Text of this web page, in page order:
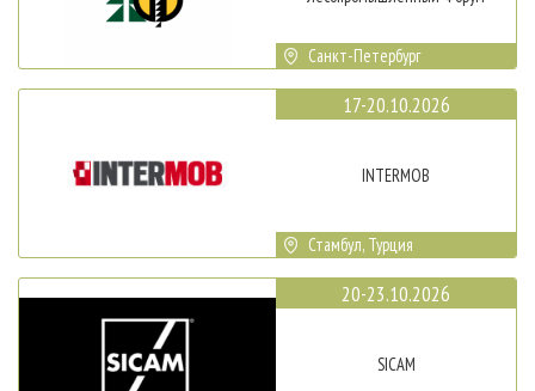
Санкт-Петербург
17-20.10.2026
INTERMOB
Стамбул, Турция
20-23.10.2026
SICAM